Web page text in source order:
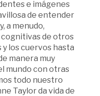
e imágenes
de entender
a menudo,
de otros
y los cuervos hasta
manera muy
mundo con otras
todo nuestro
Taylor da vida de